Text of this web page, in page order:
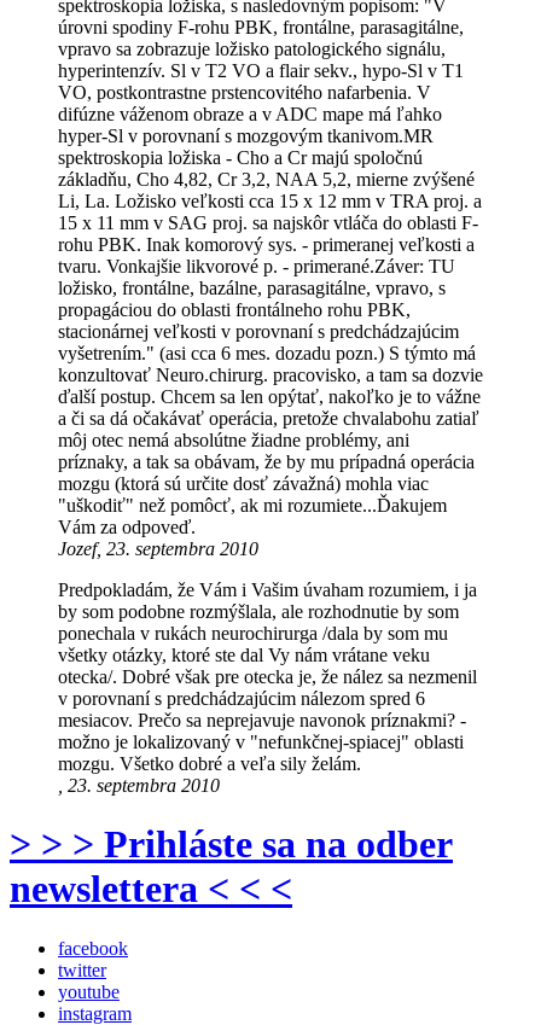
spektroskopia ložiska, s nasledovným popisom: "V
úrovni spodiny F-rohu PBK, frontálne, parasagitálne,
vpravo sa zobrazuje ložisko patologického signálu,
hyperintenzív. Sl v T2 VO a flair sekv., hypo-Sl v T1
VO, postkontrastne prstencovitého nafarbenia. V
difúzne váženom obraze a v ADC mape má ľahko
hyper-Sl v porovnaní s mozgovým tkanivom.MR
spektroskopia ložiska - Cho a Cr majú spoločnú
základňu, Cho 4,82, Cr 3,2, NAA 5,2, mierne zvýšené
Li, La. Ložisko veľkosti cca 15 x 12 mm v TRA proj. a
15 x 11 mm v SAG proj. sa najskôr vtláča do oblasti F-
rohu PBK. Inak komorový sys. - primeranej veľkosti a
tvaru. Vonkajšie likvorové p. - primerané.Záver: TU
ložisko, frontálne, bazálne, parasagitálne, vpravo, s
propagáciou do oblasti frontálneho rohu PBK,
stacionárnej veľkosti v porovnaní s predchádzajúcim
vyšetrením." (asi cca 6 mes. dozadu pozn.) S týmto má
konzultovať Neuro.chirurg. pracovisko, a tam sa dozvie
ďalší postup. Chcem sa len opýtať, nakoľko je to vážne
a či sa dá očakávať operácia, pretože chvalabohu zatiaľ
môj otec nemá absolútne žiadne problémy, ani
príznaky, a tak sa obávam, že by mu prípadná operácia
mozgu (ktorá sú určite dosť závažná) mohla viac
"uškodiť" než pomôcť, ak mi rozumiete...Ďakujem
Vám za odpoveď.
Jozef, 23. septembra 2010
Predpokladám, že Vám i Vašim úvaham rozumiem, i ja
by som podobne rozmýšlala, ale rozhodnutie by som
ponechala v rukách neurochirurga /dala by som mu
všetky otázky, ktoré ste dal Vy nám vrátane veku
otecka/. Dobré však pre otecka je, že nález sa nezmenil
v porovnaní s predchádzajúcim nálezom spred 6
mesiacov. Prečo sa neprejavuje navonok príznakmi? -
možno je lokalizovaný v "nefunkčnej-spiacej" oblasti
mozgu. Všetko dobré a veľa sily želám.
, 23. septembra 2010
> > > Prihláste sa na odber
newslettera < < <
facebook
twitter
youtube
instagram